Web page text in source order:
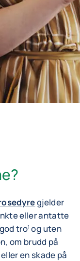
gjelder
eller antatte
tro1 og uten
om brudd på
en skade på